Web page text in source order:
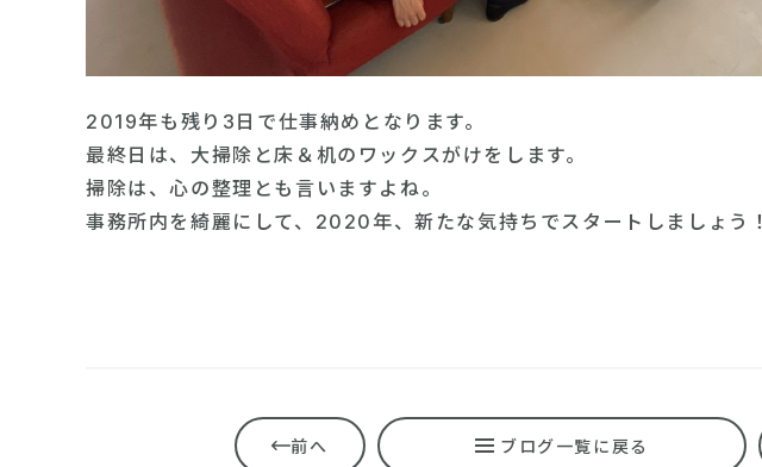
2019年も残り3日で仕事納めとなります。
最終日は、大掃除と床＆机のワックスがけをします。
掃除は、心の整理とも言いますよね。
事務所内を綺麗にして、2020年、新たな気持ちでスタートしましょう！
前へ ブログ一覧に戻る